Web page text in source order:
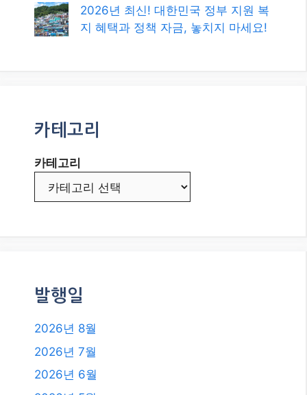
2026년 8월
2026년 7월
2026년 5월
2026년 1월
2025년 11월
2025년 10월
2025년 9월